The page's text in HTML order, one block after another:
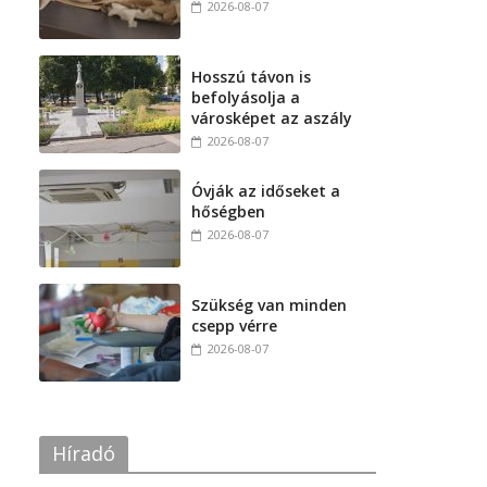
2026-08-07
Hosszú távon is
befolyásolja a
városképet az aszály
2026-08-07
Óvják az időseket a
hőségben
2026-08-07
Szükség van minden
csepp vérre
2026-08-07
Híradó